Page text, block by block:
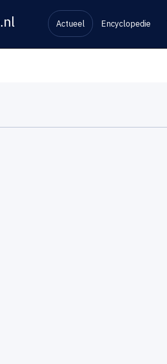
.nl Actueel Encyclopedie